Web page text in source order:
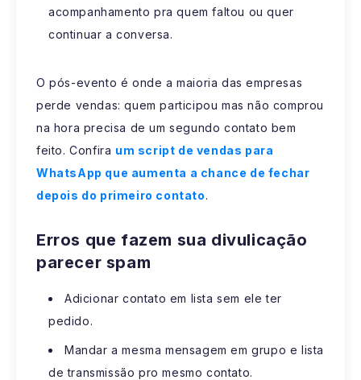
acompanhamento pra quem faltou ou quer
continuar a conversa.
O pós-evento é onde a maioria das empresas
perde vendas: quem participou mas não comprou
na hora precisa de um segundo contato bem
feito. Confira um script de vendas para
WhatsApp que aumenta a chance de fechar
depois do primeiro contato.
Erros que fazem sua divulicação
parecer spam
Adicionar contato em lista sem ele ter
pedido.
Mandar a mesma mensagem em grupo e lista
de transmissão pro mesmo contato.